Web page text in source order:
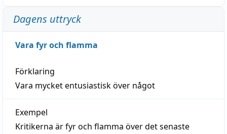
Dagens uttryck
Vara fyr och flamma
Förklaring
Vara mycket entusiastisk över något
Exempel
Kritikerna är fyr och flamma över det senaste